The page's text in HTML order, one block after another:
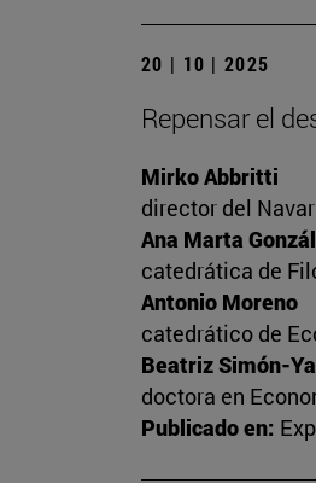
20 | 10 | 2025
Repensar el
Mirko Abbritti
director del
Ana Marta
catedrática de
Antonio Moreno
catedrático de
Beatriz Simón-
doctora en
Publicado en: